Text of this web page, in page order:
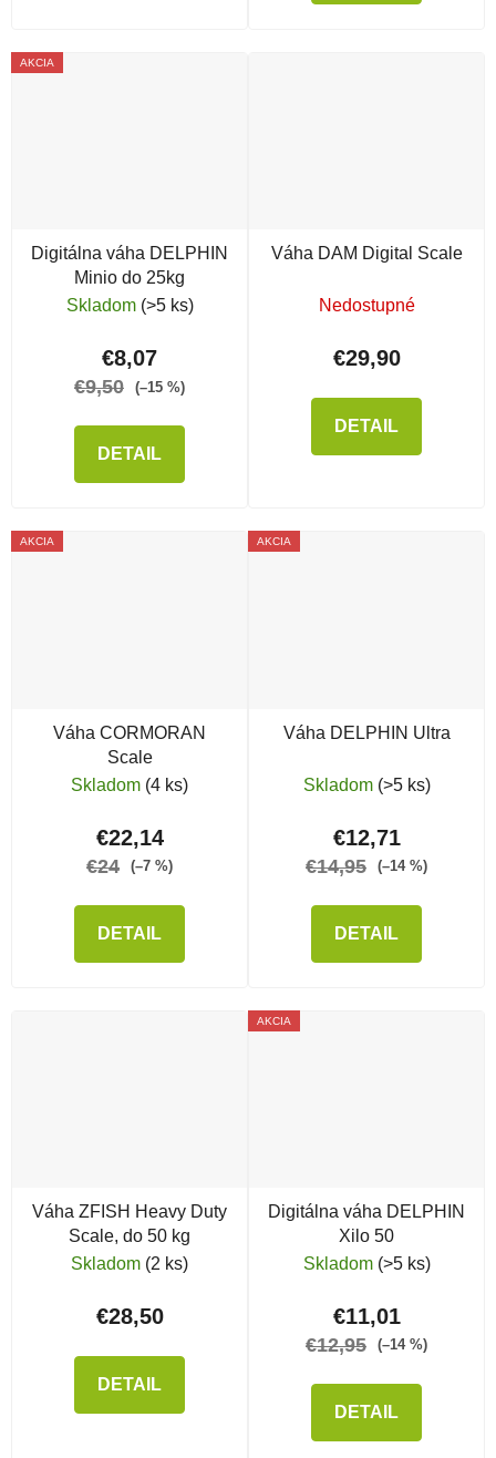
AKCIA
Digitálna váha DELPHIN
Minio do 25kg
Skladom (>5 ks)
€8,07
€9,50 (–15 %)
DETAIL
Váha DAM Digital Scale
Nedostupné
€29,90
DETAIL
AKCIA
Váha CORMORAN
Scale
Skladom (4 ks)
€22,14
€24 (–7 %)
DETAIL
AKCIA
Váha DELPHIN Ultra
Skladom (>5 ks)
€12,71
€14,95 (–14 %)
DETAIL
Váha ZFISH Heavy Duty
Scale, do 50 kg
Skladom (2 ks)
€28,50
DETAIL
AKCIA
Digitálna váha DELPHIN
Xilo 50
Skladom (>5 ks)
€11,01
€12,95 (–14 %)
DETAIL